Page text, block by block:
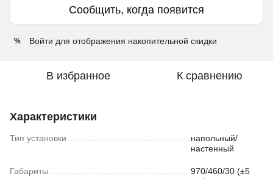
Сообщить, когда появится
% Войти для отображения накопительной скидки
В избранное К сравнению
Характеристики
Тип установки
напольный/
настенный
Габариты
970/460/30 (±5